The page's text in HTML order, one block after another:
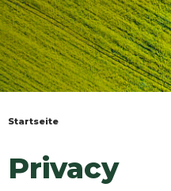
Sie
hier
Startseite
Privacy